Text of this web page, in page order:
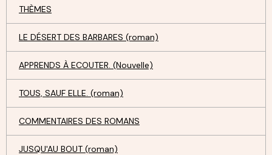
THÈMES
LE DÉSERT DES BARBARES (roman)
APPRENDS À ECOUTER. (Nouvelle)
TOUS, SAUF ELLE. (roman)
COMMENTAIRES DES ROMANS
JUSQU'AU BOUT (roman)